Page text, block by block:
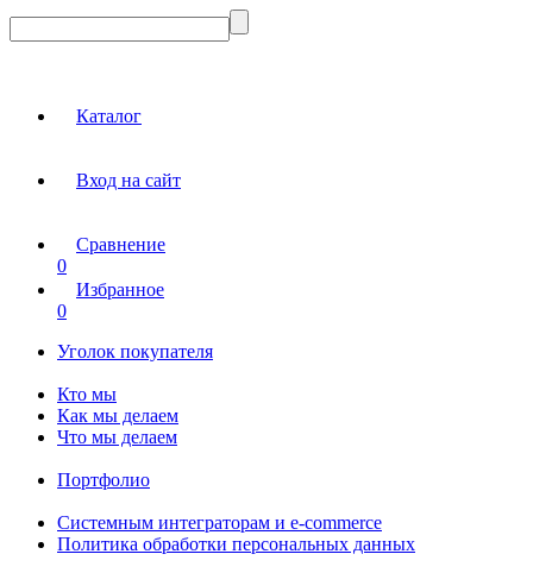
Каталог
Вход на сайт
Сравнение
0
Избранное
0
Уголок покупателя
Кто мы
Как мы делаем
Что мы делаем
Портфолио
Системным интеграторам и e-commerce
Политика обработки персональных данных